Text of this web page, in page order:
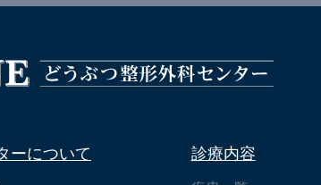
ーについて 診療内容